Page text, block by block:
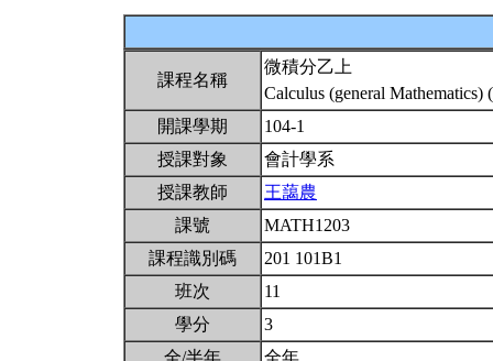
課程名稱
微積分乙上
Calculus (general Mathematics)
開課學期
104-1
授課對象
會計學系
授課教師
王藹農
課號
MATH1203
課程識別碼
201 101B1
班次
11
學分
3
全/半年
全年